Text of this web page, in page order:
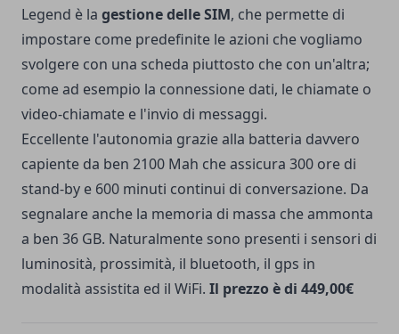
Legend è la gestione delle SIM, che permette di
impostare come predefinite le azioni che vogliamo
svolgere con una scheda piuttosto che con un'altra;
come ad esempio la connessione dati, le chiamate o
video-chiamate e l'invio di messaggi.
Eccellente l'autonomia grazie alla batteria davvero
capiente da ben 2100 Mah che assicura 300 ore di
stand-by e 600 minuti continui di conversazione. Da
segnalare anche la memoria di massa che ammonta
a ben 36 GB. Naturalmente sono presenti i sensori di
luminosità, prossimità, il bluetooth, il gps in
modalità assistita ed il WiFi. Il prezzo è di 449,00€